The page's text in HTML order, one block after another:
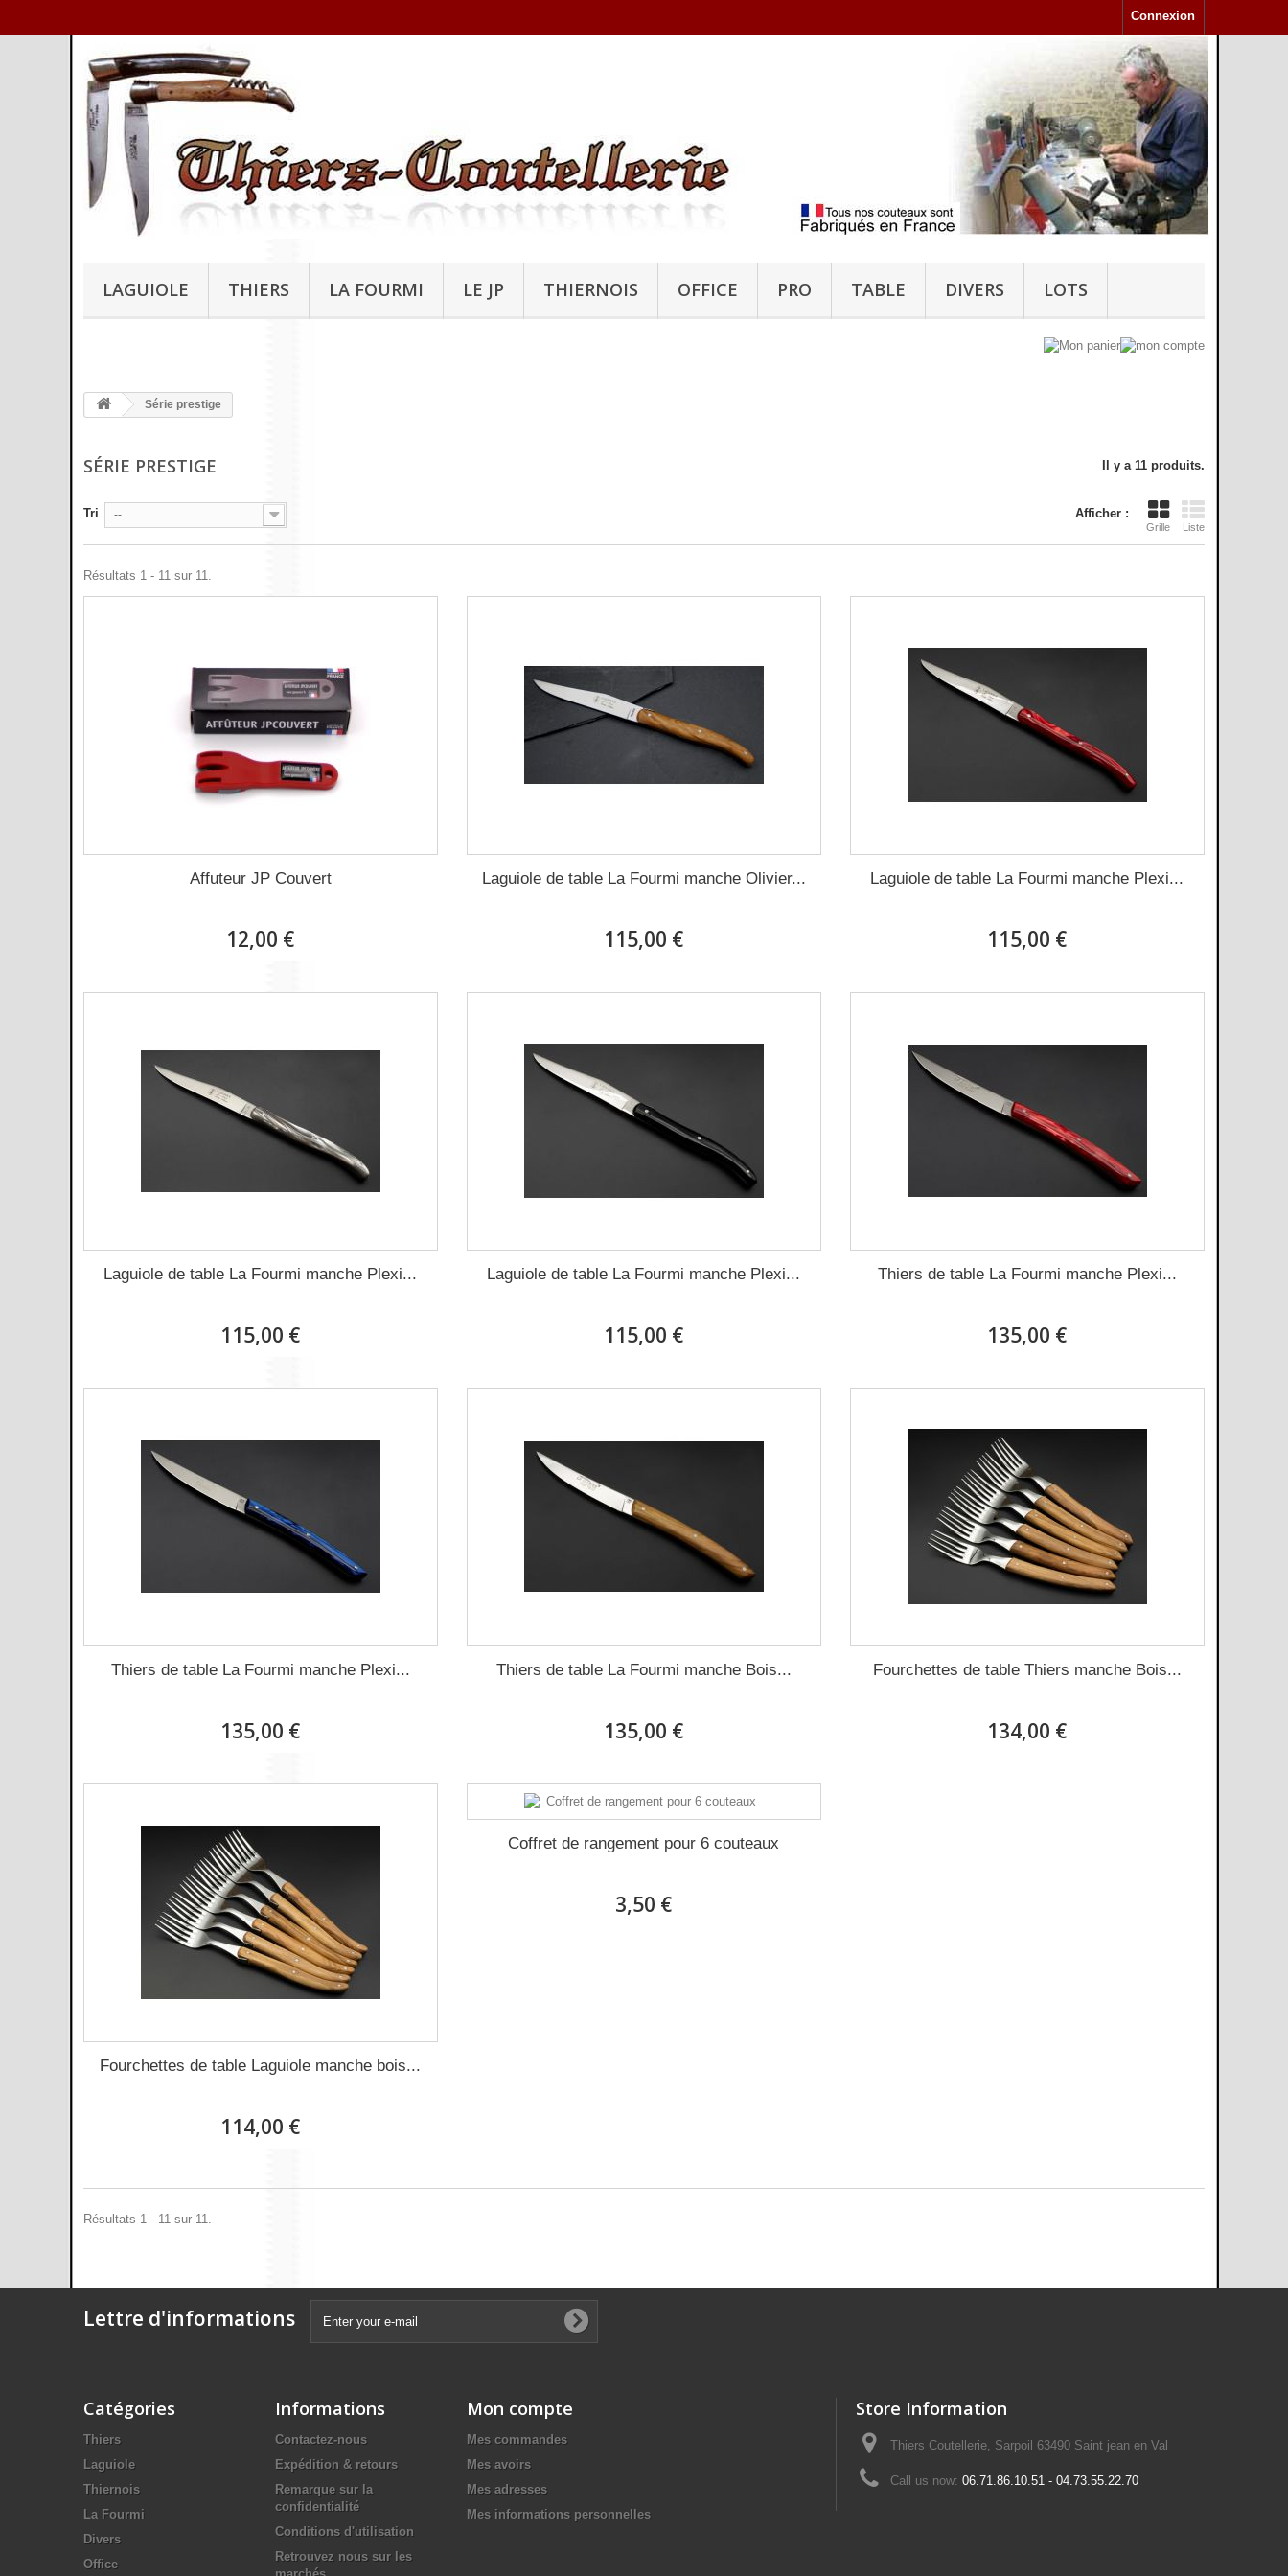
Connexion
LAGUIOLE THIERS LA FOURMI LE JP THIERNOIS OFFICE PRO TABLE DIVERS LOTS
Série prestige
SÉRIE PRESTIGE Il y a 11 produits.
Afficher :
Grille Liste
Tri --
Résultats 1 - 11 sur 11.
Affuteur JP Couvert
12,00 €
Laguiole de table La Fourmi manche Olivier...
115,00 €
Laguiole de table La Fourmi manche Plexi...
115,00 €
Laguiole de table La Fourmi manche Plexi...
115,00 €
Laguiole de table La Fourmi manche Plexi...
115,00 €
Thiers de table La Fourmi manche Plexi...
135,00 €
Thiers de table La Fourmi manche Plexi...
135,00 €
Thiers de table La Fourmi manche Bois...
135,00 €
Fourchettes de table Thiers manche Bois...
134,00 €
Fourchettes de table Laguiole manche bois...
114,00 €
Coffret de rangement pour 6 couteaux
3,50 €
Résultats 1 - 11 sur 11.
Lettre d'informations
Catégories
Thiers
Laguiole
Thiernois
La Fourmi
Divers
Office
Informations
Contactez-nous
Expédition & retours
Remarque sur la
confidentialité
Conditions d'utilisation
Retrouvez nous sur les
Mon compte
Mes commandes
Mes avoirs
Mes adresses
Mes informations personnelles
Store Information
Thiers Coutellerie, Sarpoil 63490 Saint jean en Val
Call us now: 06.71.86.10.51 - 04.73.55.22.70